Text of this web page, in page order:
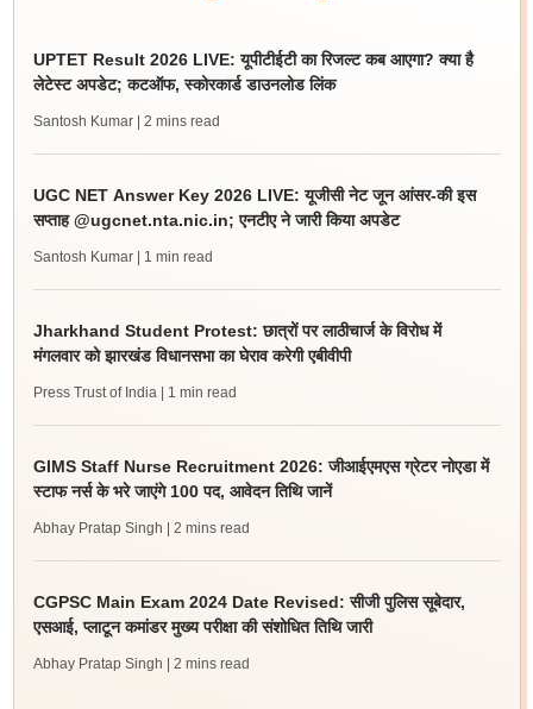
UPTET Result 2026 LIVE: यूपीटीईटी का रिजल्ट कब आएगा? क्या है
लेटेस्ट अपडेट; कटऑफ, स्कोरकार्ड डाउनलोड लिंक
Santosh Kumar | 2 mins read
UGC NET Answer Key 2026 LIVE: यूजीसी नेट जून आंसर-की इस
सप्ताह @ugcnet.nta.nic.in; एनटीए ने जारी किया अपडेट
Santosh Kumar | 1 min read
Jharkhand Student Protest: छात्रों पर लाठीचार्ज के विरोध में
मंगलवार को झारखंड विधानसभा का घेराव करेगी एबीवीपी
Press Trust of India | 1 min read
GIMS Staff Nurse Recruitment 2026: जीआईएमएस ग्रेटर नोएडा में
स्टाफ नर्स के भरे जाएंगे 100 पद, आवेदन तिथि जानें
Abhay Pratap Singh | 2 mins read
CGPSC Main Exam 2024 Date Revised: सीजी पुलिस सूबेदार,
एसआई, प्लाटून कमांडर मुख्य परीक्षा की संशोधित तिथि जारी
Abhay Pratap Singh | 2 mins read